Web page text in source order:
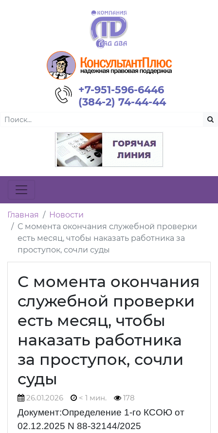
+7-951-596-6446
(384-2) 74-44-44
Главная
Новости
С момента окончания служебной проверки
есть месяц, чтобы наказать работника за
проступок, сочли суды
С момента окончания
служебной проверки
есть месяц, чтобы
наказать работника
за проступок, сочли
суды
26.01.2026 < 1 мин. 178
Документ:Определение 1-го КСОЮ от
02.12.2025 N 88-32144/2025